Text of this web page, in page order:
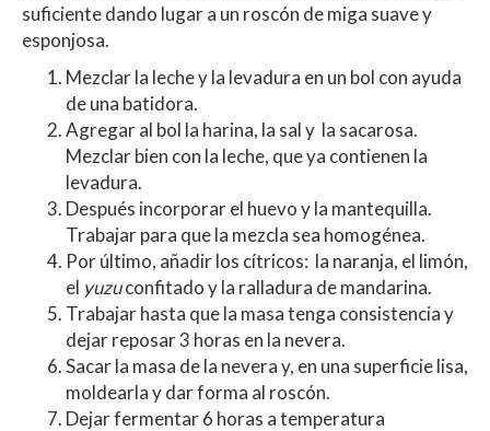
suficiente dando lugar a un roscón de miga suave y
esponjosa.
Mezclar la leche y la levadura en un bol con ayuda
de una batidora.
Agregar al bol la harina, la sal y la sacarosa.
Mezclar bien con la leche, que ya contienen la
levadura.
Después incorporar el huevo y la mantequilla.
Trabajar para que la mezcla sea homogénea.
Por último, añadir los cítricos: la naranja, el limón,
el yuzuconfitado y la ralladura de mandarina.
Trabajar hasta que la masa tenga consistencia y
dejar reposar 3 horas en la nevera.
Sacar la masa de la nevera y, en una superficie lisa,
moldearla y dar forma al roscón.
Dejar fermentar 6 horas a temperatura